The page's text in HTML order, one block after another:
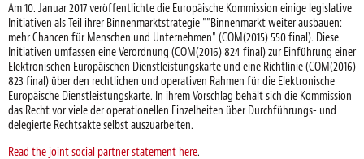
Am 10. Januar 2017 veröffentlichte die Europäische Kommission einige legislative
Initiativen als Teil ihrer Binnenmarktstrategie ""Binnenmarkt weiter ausbauen:
mehr Chancen für Menschen und Unternehmen" (COM(2015) 550 final). Diese
Initiativen umfassen eine Verordnung (COM(2016) 824 final) zur Einführung einer
Elektronischen Europäischen Dienstleistungskarte und eine Richtlinie (COM(2016)
823 final) über den rechtlichen und operativen Rahmen für die Elektronische
Europäische Dienstleistungskarte. In ihrem Vorschlag behält sich die Kommission
das Recht vor viele der operationellen Einzelheiten über Durchführungs- und
delegierte Rechtsakte selbst auszuarbeiten.
Read the joint social partner statement here.